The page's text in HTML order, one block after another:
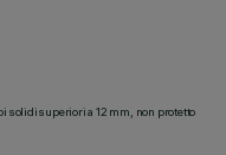
solidi superiori a 12 mm, non protetto